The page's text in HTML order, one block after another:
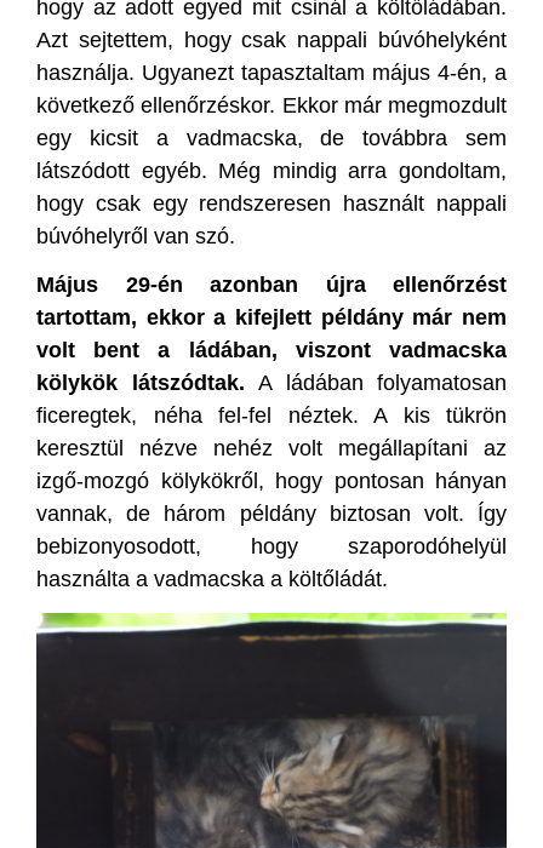
hogy az adott egyed mit csinál a költőládában.
Azt sejtettem, hogy csak nappali búvóhelyként
használja. Ugyanezt tapasztaltam május 4-én, a
következő ellenőrzéskor. Ekkor már megmozdult
egy kicsit a vadmacska, de továbbra sem
látszódott egyéb. Még mindig arra gondoltam,
hogy csak egy rendszeresen használt nappali
búvóhelyről van szó.
Május 29-én azonban újra ellenőrzést
tartottam, ekkor a kifejlett példány már nem
volt bent a ládában, viszont vadmacska
kölykök látszódtak. A ládában folyamatosan
ficeregtek, néha fel-fel néztek. A kis tükrön
keresztül nézve nehéz volt megállapítani az
izgő-mozgó kölykökről, hogy pontosan hányan
vannak, de három példány biztosan volt. Így
bebizonyosodott, hogy szaporodóhelyül
használta a vadmacska a költőládát.